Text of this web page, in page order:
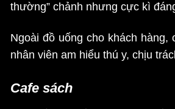
thường” chảnh nhưng cực kì
Ngoài đồ uống cho khách
nhân viên am hiểu thú y, chịu
Cafe sách